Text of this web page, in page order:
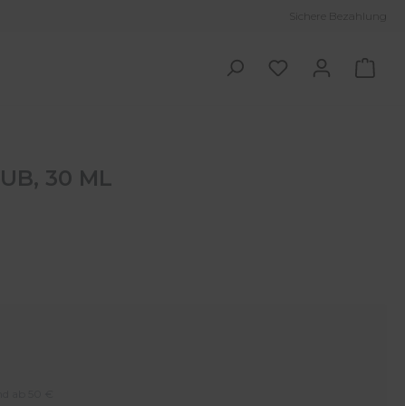
Sichere Bezahlung
30 ML